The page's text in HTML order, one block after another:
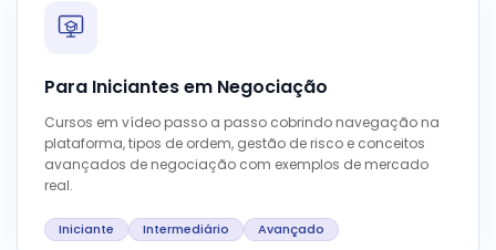
Para Iniciantes em Negociação
Cursos em vídeo passo a passo cobrindo navegação na
plataforma, tipos de ordem, gestão de risco e conceitos
avançados de negociação com exemplos de mercado
real.
Iniciante Intermediário Avançado